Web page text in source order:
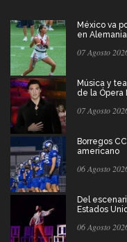
México va
en Alemania
07 Agosto
Música y
de la Ópera
07 Agosto
Borregos
americano
06 Agosto
Del
Estados
06 Agosto